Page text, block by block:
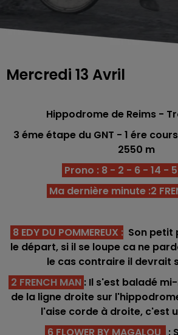
Mercredi 13 Avril
Hippodrome de Reims -
3 éme étape du GNT - 1 ére
2550 m
Prono : 8 - 2 - 6 - 14 -
Ma dernière minute :2
8 EDY DU POMMEREUX : Son petit
le départ, si il se loupe ca ne
le cas contraire il devrait
2 FRENCH MAN : Il s'est baladé
de la ligne droite sur
l'aise corde à droite, c'est